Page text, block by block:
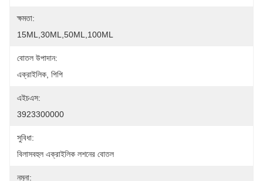
ক্ষমতা:
15ML,30ML,50ML,100ML
বোতল উপাদান:
এক্রাইলিক, পিপি
এইচএস:
3923300000
সুবিধা:
বিলাসবহুল এক্রাইলিক লশনের বোতল
নমুনা: